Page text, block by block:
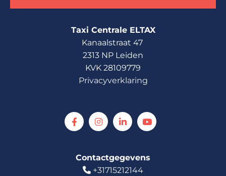
Taxi Centrale ELTAX
Kanaalstraat 47
2313 NP Leiden
KVK 28109779
Privacyverklaring
Contactgegevens
 +31715212144